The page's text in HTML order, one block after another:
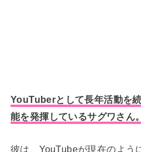
YouTuberとして長年活動を
能を発揮しているサグワさん。
彼は、YouTubeが現在のよう